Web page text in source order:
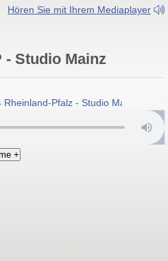
Hören Sie mit Ihrem Mediaplayer
- Studio Mainz
Rheinland-Pfalz - Studio Mainz
+